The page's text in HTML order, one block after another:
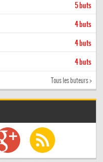
5 buts
4 buts
4 buts
4 buts
Tous les buteurs >